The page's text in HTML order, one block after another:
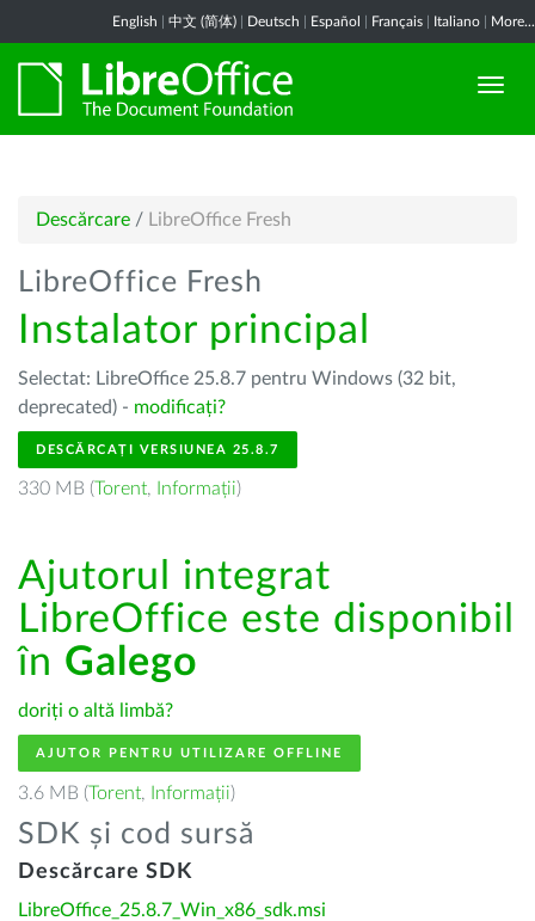
English 中文 (简体) Deutsch Español Français Italiano More...
Descărcare / LibreOffice Fresh
LibreOffice Fresh
Instalator principal
Selectat: LibreOffice 25.8.7 pentru Windows (32 bit,
deprecated) - modificați?
DESCĂRCAȚI VERSIUNEA 25.8.7
330 MB (Torent, Informații)
Ajutorul integrat
LibreOffice este disponibil
în Galego
doriți o altă limbă?
AJUTOR PENTRU UTILIZARE OFFLINE
3.6 MB (Torent, Informații)
SDK și cod sursă
Descărcare SDK
LibreOffice_25.8.7_Win_x86_sdk.msi